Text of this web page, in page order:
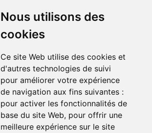
Nous utilisons des
cookies
Ce site Web utilise des cookies et
d'autres technologies de suivi
pour améliorer votre expérience
de navigation aux fins suivantes :
pour activer les fonctionnalités de
base du site Web, pour offrir une
meilleure expérience sur le site
Service client
22 rue du Gabian
98000 MONACO
T.+377 97 70 22 22